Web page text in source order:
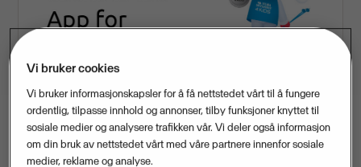
Visma lanserer denne uken appen Visma Ski
Vi bruker cookies
Vi bruker informasjonskapsler for å få nettstedet vårt til å fungere
ordentlig, tilpasse innhold og annonser, tilby funksjoner knyttet til
sosiale medier og analysere trafikken vår. Vi deler også informasjon
om din bruk av nettstedet vårt med våre partnere innenfor sosiale
medier, reklame og analyse.